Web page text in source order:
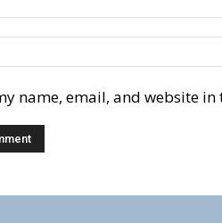
name, email, and website